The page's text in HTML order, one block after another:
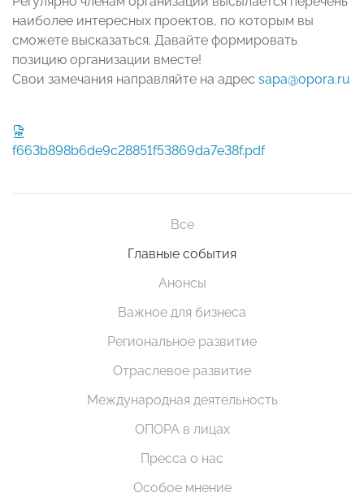
наиболее интересных проектов, по которым вы
сможете высказаться. Давайте формировать
позицию организации вместе!
Свои замечания направляйте на адрес sapa@opora.ru
f663b898b6de9c28851f53869da7e38f.pdf
Все
Главные события
Анонсы
Важное для бизнеса
Региональное развитие
Отраслевое развитие
Международная деятельность
ОПОРА в лицах
Пресса о нас
Особое мнение